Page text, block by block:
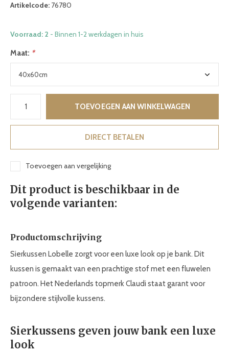
Artikelcode: 76780
Voorraad: 2 - Binnen 1-2 werkdagen in huis
Maat: *
TOEVOEGEN AAN WINKELWAGEN
DIRECT BETALEN
Toevoegen aan vergelijking
Dit product is beschikbaar in de
volgende varianten:
Productomschrijving
Sierkussen Lobelle zorgt voor een luxe look op je bank. Dit
kussen is gemaakt van een prachtige stof met een fluwelen
patroon. Het Nederlands topmerk Claudi staat garant voor
bijzondere stijlvolle kussens.
Sierkussens geven jouw bank een luxe
look